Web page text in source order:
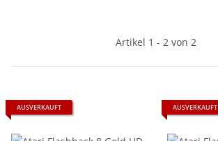
Artikel 1 - 2 von 2
AUSVERKAUFT AUSVERKAUFT